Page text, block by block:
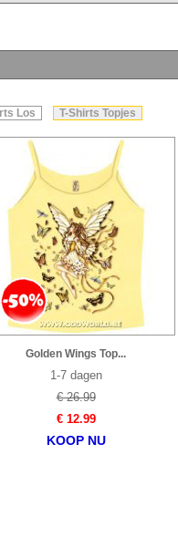
Los T-Shirts Topjes
Golden Wings Top...
1-7 dagen
€ 26.99
€ 12.99
KOOP NU